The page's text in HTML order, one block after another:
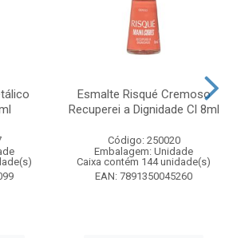
Esmalte Risqué Cremoso
Recuperei a Dignidade Cl 8ml
Código: 250020
Embalagem: Unidade
Caixa contém 144 unidade(s)
EAN: 7891350045260